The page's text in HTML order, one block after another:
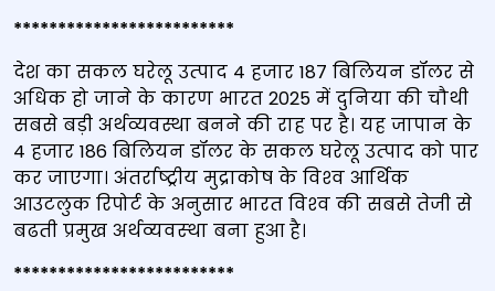
*************************
देश का सकल घरेलू उत्‍पाद 4 हजार 187 बिलियन डॉलर से
अधिक हो जाने के कारण भारत 2025 में दुनिया की चौथी
सबसे बड़ी अर्थव्यवस्था बनने की राह पर है। यह जापान के
4 हजार 186 बिलियन डॉलर के सकल घरेलू उत्‍पाद को पार
कर जाएगा। अंतर्राष्‍ट्रीय मुद्राकोष के विश्‍व आर्थिक
आउटलुक रिपोर्ट के अनुसार भारत विश्‍व की सबसे तेजी से
बढती प्रमुख अर्थव्‍यवस्‍था बना हुआ है।
*************************